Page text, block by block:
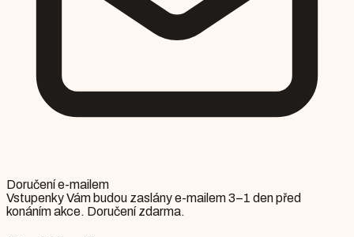
Doručení e-mailem
Vstupenky Vám budou zaslány e-mailem 3–1 den před
konáním akce. Doručení zdarma.